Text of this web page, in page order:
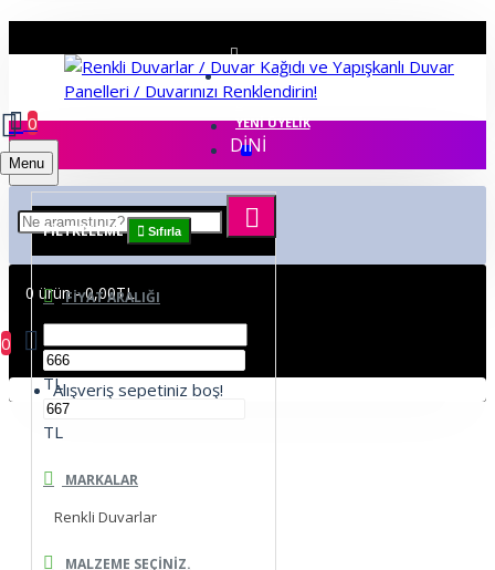
ÜYE GIRIŞI
YENI ÜYELIK
Menu
0
0 ürün - 0,00TL
0
Alışveriş sepetiniz boş!
DİNİ
FILTRELEME Sıfırla
FIYAT ARALIĞI
TL
TL
MARKALAR
Renkli Duvarlar
MALZEME SEÇINIZ.